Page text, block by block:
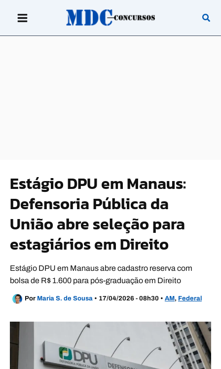
Estágio DPU em Manaus:
Defensoria Pública da
União abre seleção para
estagiários em Direito
Estágio DPU em Manaus abre cadastro reserva com
bolsa de R$ 1.600 para pós-graduação em Direito
Por Maria S. de Sousa • 17/04/2026 - 08h30 • AM , Federal